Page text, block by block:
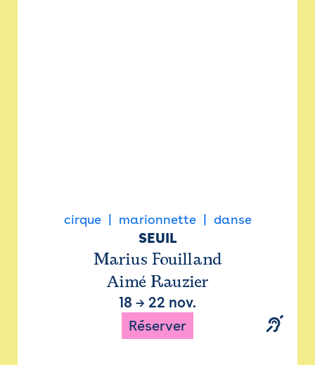
cirque marionnette danse
SEUIL
Marius Fouilland
Aimé Rauzier
18 → 22 nov.
Réserver